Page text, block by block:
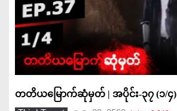
တတိယမြောက်ဆုံမှတ် | အပိုင်း-၃၇ (၁/၄)